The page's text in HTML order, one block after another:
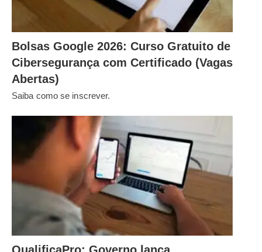
Bolsas Google 2026: Curso Gratuito de
Cibersegurança com Certificado (Vagas
Abertas)
Saiba como se inscrever.